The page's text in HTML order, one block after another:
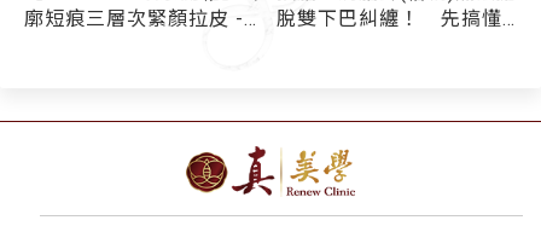
顏拉皮 -
脫雙下巴糾纏！ 先搞懂
「赫本頸闊雙向拉」